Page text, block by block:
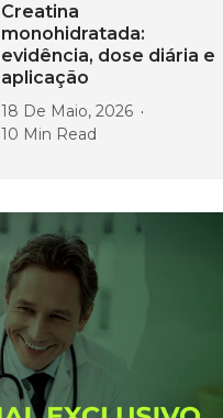
Creatina
monohidratada:
evidência, dose diária e
aplicação
18 De Maio, 2026
10 Min Read